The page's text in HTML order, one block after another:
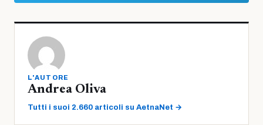
L'AUTORE
Andrea Oliva
Tutti i suoi 2.660 articoli su AetnaNet →